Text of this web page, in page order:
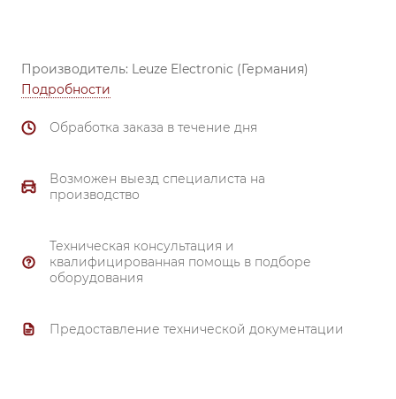
Производитель: Leuze Electronic (Германия)
Подробности
Обработка заказа в течение дня
Возможен выезд специалиста на
производство
Техническая консультация и
квалифицированная помощь в подборе
оборудования
Предоставление технической документации